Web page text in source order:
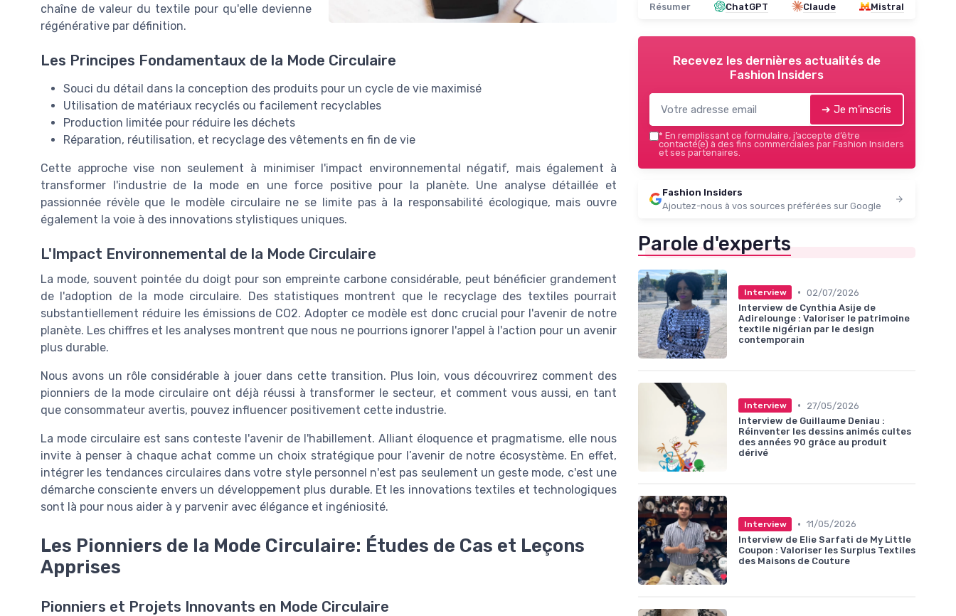
chaîne de valeur du textile pour qu'elle devienne
régénérative par définition.
Les Principes Fondamentaux de la Mode Circulaire
Souci du détail dans la conception des produits pour un cycle de vie maximisé
Utilisation de matériaux recyclés ou facilement recyclables
Production limitée pour réduire les déchets
Réparation, réutilisation, et recyclage des vêtements en fin de vie
Cette approche vise non seulement à minimiser l'impact environnemental négatif, mais également à
transformer l'industrie de la mode en une force positive pour la planète. Une analyse détaillée et
passionnée révèle que le modèle circulaire ne se limite pas à la responsabilité écologique, mais ouvre
également la voie à des innovations stylistiques uniques.
L'Impact Environnemental de la Mode Circulaire
La mode, souvent pointée du doigt pour son empreinte carbone considérable, peut bénéficier grandement
de l'adoption de la mode circulaire. Des statistiques montrent que le recyclage des textiles pourrait
substantiellement réduire les émissions de CO2. Adopter ce modèle est donc crucial pour l'avenir de notre
planète. Les chiffres et les analyses montrent que nous ne pourrions ignorer l'appel à l'action pour un avenir
plus durable.
Nous avons un rôle considérable à jouer dans cette transition. Plus loin, vous découvrirez comment des
pionniers de la mode circulaire ont déjà réussi à transformer le secteur, et comment vous aussi, en tant
que consommateur avertis, pouvez influencer positivement cette industrie.
La mode circulaire est sans conteste l'avenir de l'habillement. Alliant éloquence et pragmatisme, elle nous
invite à penser à chaque achat comme un choix stratégique pour l’avenir de notre écosystème. En effet,
intégrer les tendances circulaires dans votre style personnel n'est pas seulement un geste mode, c'est une
démarche consciente envers un développement plus durable. Et les innovations textiles et technologiques
sont là pour nous aider à y parvenir avec élégance et ingéniosité.
Les Pionniers de la Mode Circulaire: Études de Cas et Leçons
Apprises
Pionniers et Projets Innovants en Mode Circulaire
Résumer ChatGPT Claude Mistral
Recevez les dernières actualités de
Fashion Insiders
➔ Je m'inscris
* En remplissant ce formulaire, j’accepte d’être
contacté(e) à des fins commerciales par Fashion Insiders
et ses partenaires.
Fashion Insiders
Ajoutez-nous à vos sources préférées sur Google
Parole d'experts
Interview • 02/07/2026
Interview de Cynthia Asije de
Adirelounge : Valoriser le patrimoine
textile nigérian par le design
contemporain
Interview •
27/05/2026
Interview de Guillaume Deniau :
Réinventer les dessins animés cultes
des années 90 grâce au produit
dérivé
Interview • 11/05/2026
Interview de Elie Sarfati de My Little
Coupon : Valoriser les Surplus Textiles
des Maisons de Couture